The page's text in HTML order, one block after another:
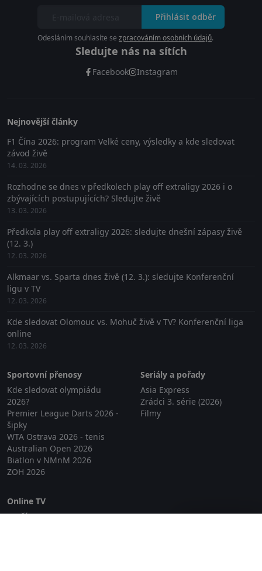
Přihlásit odběr
Odesláním souhlasíte se zpracováním osobních údajů.
Sledujte nás na sítích
Facebook Instagram
Nejnovější články
F1 Čína 2026: program Velké ceny, výsledky a kde sledovat
závod živě
14. 03. 2026
Rozhodne se dnes v předkolech play off extraligy 2026 i o
zbývajících postupujících? Sledujte živě
13. 03. 2026
Předkola play off extraligy 2026: sledujte dnešní zápasy živě
(12. 3.)
12. 03. 2026
Alkmaar vs. Sparta dnes živě (12. 3.): sledujte Konferenční
ligu v TV
12. 03. 2026
Kde sledovat Olomouc vs. Mohuč živě v TV? Konferenční liga
online
12. 03. 2026
Sportovní přenosy
Kde sledovat olympiádu
2026?
Premier League Darts 2026 -
šipky
WTA Ostrava 2026 - tenis
Australian Open 2026
Biatlon v NMnM 2026
ZOH 2026
Seriály a pořady
Asia Express
Zrádci 3. série (2026)
Filmy
Online TV
Lepší.TV